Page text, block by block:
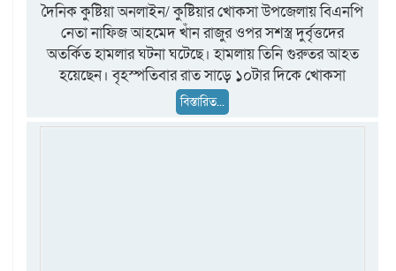
দৈনিক কুষ্টিয়া অনলাইন/ কুষ্টিয়ার খোকসা উপজেলায় বিএনপি
নেতা নাফিজ আহমেদ খাঁন রাজুর ওপর সশস্ত্র দুর্বৃত্তদের
অতর্কিত হামলার ঘটনা ঘটেছে। হামলায় তিনি গুরুতর আহত
হয়েছেন। বৃহস্পতিবার রাত সাড়ে ১০টার দিকে খোকসা
বিস্তারিত...